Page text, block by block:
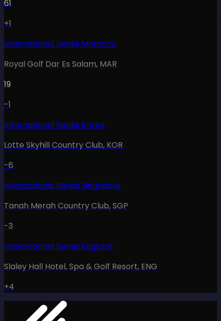
61
+1
International Series Morocco
Royal Golf Dar Es Salam, MAR
19
-1
International Series Korea
Lotte Skyhill Country Club, KOR
-6
International Series Singapore
Tanah Merah Country Club,SGP
-3
International Series England
Slaley Hall Hotel, Spa & Golf Resort, ENG
+4